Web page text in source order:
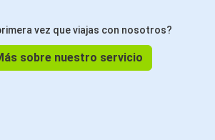
vez que viajas con nosotros?
sobre nuestro servicio